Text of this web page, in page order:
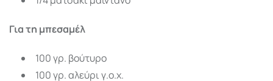
Για τη μπεσαμέλ
100 γρ. βούτυρο
100 γρ. αλεύρι γ.ο.χ.